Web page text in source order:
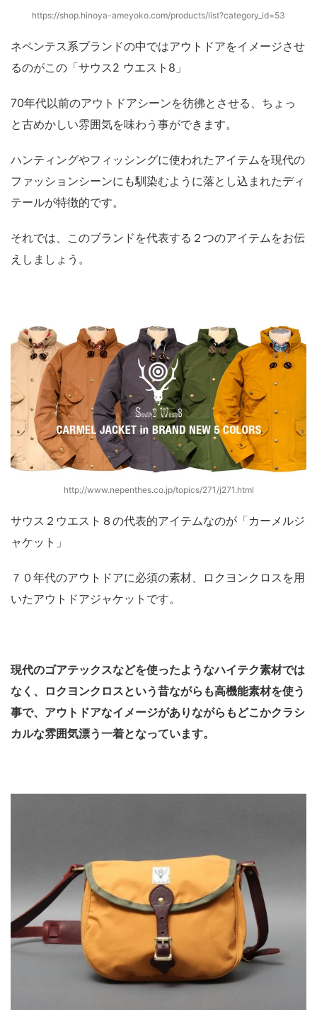
https://shop.hinoya-ameyoko.com/products/list?category_id=53
ネペンテス系ブランドの中ではアウトドアをイメージさせ
るのがこの「サウス2 ウエスト8」
70年代以前のアウトドアシーンを彷彿とさせる、ちょっ
と古めかしい雰囲気を味わう事ができます。
ハンティングやフィッシングに使われたアイテムを現代の
ファッションシーンにも馴染むように落とし込まれたディ
テールが特徴的です。
それでは、このブランドを代表する２つのアイテムをお伝
えしましょう。
http://www.nepenthes.co.jp/topics/271/j271.html
サウス２ウエスト８の代表的アイテムなのが「カーメルジ
ャケット」
７０年代のアウトドアに必須の素材、ロクヨンクロスを用
いたアウトドアジャケットです。
現代のゴアテックスなどを使ったようなハイテク素材では
なく、ロクヨンクロスという昔ながらも高機能素材を使う
事で、アウトドアなイメージがありながらもどこかクラシ
カルな雰囲気漂う一着となっています。